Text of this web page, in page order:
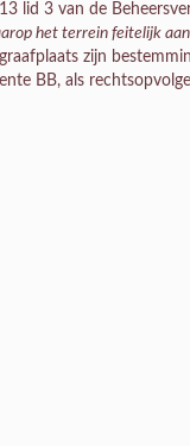
lid 3 van de
het terrein feitelijk
zijn
BB, als